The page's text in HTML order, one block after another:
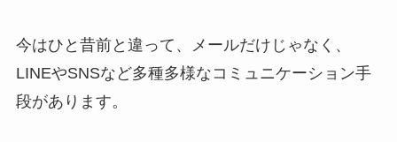
今はひと昔前と違って、メールだけじゃなく、
LINEやSNSなど多種多様なコミュニケーション手
段があります。